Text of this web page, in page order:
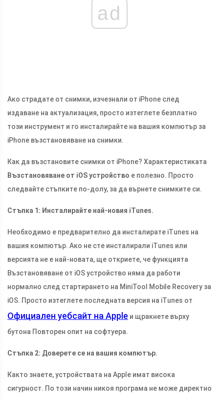
ad
Ако страдате от снимки, изчезнали от iPhone след
издаване на актуализация, просто изтеглете безплатно
този инструмент и го инсталирайте на вашия компютър за
iPhone възстановяване на снимки.
Как да възстановите снимки от iPhone? Характеристиката
Възстановяване от iOS устройство е полезно. Просто
следвайте стъпките по-долу, за да върнете снимките си.
Стъпка 1: Инсталирайте най-новия iTunes.
Необходимо е предварително да инсталирате iTunes на
вашия компютър. Ако не сте инсталирали iTunes или
версията не е най-новата, ще откриете, че функцията
Възстановяване от iOS устройство няма да работи
нормално след стартирането на MiniTool Mobile Recovery за
iOS. Просто изтеглете последната версия на iTunes от
Официален уебсайт на Apple и щракнете върху
бутона Повторен опит на софтуера.
Стъпка 2: Доверете се на вашия компютър.
Както знаете, устройствата на Apple имат висока
сигурност. По този начин никоя програма не може директно